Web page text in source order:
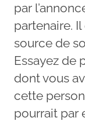
par
partenaire.
source de
Essayez de
dont vous
cette
pourrait par